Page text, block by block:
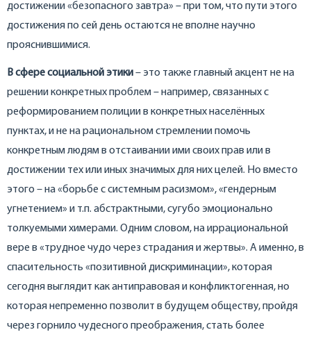
достижении «безопасного завтра» – при том, что пути этого
достижения по сей день остаются не вполне научно
прояснившимися.
В сфере социальной этики– это также главный акцент не на
решении конкретных проблем – например, связанных с
реформированием полиции в конкретных населённых
пунктах, и не на рациональном стремлении помочь
конкретным людям в отстаивании ими своих прав или в
достижении тех или иных значимых для них целей. Но вместо
этого – на «борьбе с системным расизмом», «гендерным
угнетением» и т.п. абстрактными, сугубо эмоционально
толкуемыми химерами. Одним словом, на иррациональной
вере в «трудное чудо через страдания и жертвы». А именно, в
спасительность «позитивной дискриминации», которая
сегодня выглядит как антиправовая и конфликтогенная, но
которая непременно позволит в будущем обществу, пройдя
через горнило чудесного преображения, стать более